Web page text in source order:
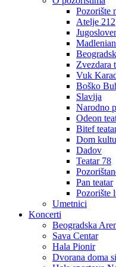
Pozorište
Atelje 212
Zvezdara
Vuk
Boško
Slavija
Narodno
Odeon
Bitef
Dom
Dadov
Teatar 78
Pan teatar
Pozorište
Umetnici
Koncerti
Beogradska
Sava Centar
Hala Pionir
Dvorana doma